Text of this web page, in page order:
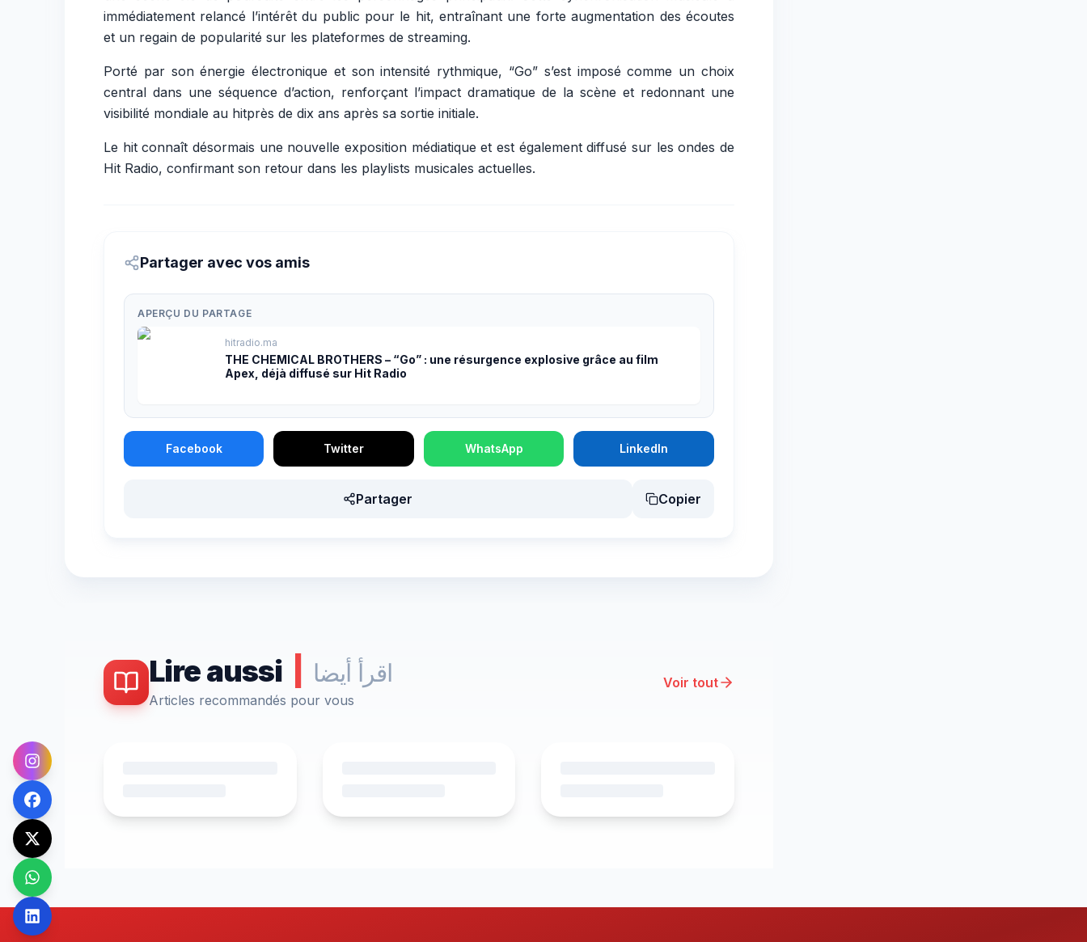
immédiatement relancé l’intérêt du public pour le hit, entraînant une forte augmentation des écoutes
et un regain de popularité sur les plateformes de streaming.
Porté par son énergie électronique et son intensité rythmique, “Go” s’est imposé comme un choix
central dans une séquence d’action, renforçant l’impact dramatique de la scène et redonnant une
visibilité mondiale au hitprès de dix ans après sa sortie initiale.
Le hit connaît désormais une nouvelle exposition médiatique et est également diffusé sur les ondes de
Hit Radio, confirmant son retour dans les playlists musicales actuelles.
Partager avec vos amis
APERÇU DU PARTAGE
hitradio.ma
THE CHEMICAL BROTHERS – “Go” : une résurgence explosive grâce au film
Apex, déjà diffusé sur Hit Radio
Facebook Twitter WhatsApp LinkedIn
Partager Copier
Lire aussi اقرأ أيضا
Articles recommandés pour vous
Voir tout